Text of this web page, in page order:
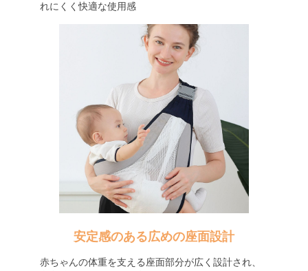
れにくく快適な使用感
安定感のある広めの座面設計
赤ちゃんの体重を支える座面部分が広く設計され、